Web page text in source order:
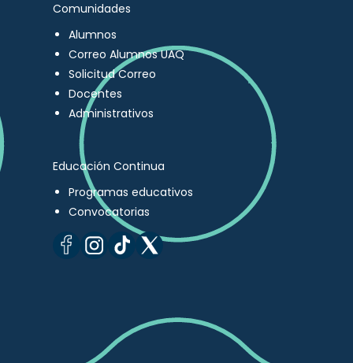
Comunidades
Alumnos
Correo Alumnos UAQ
Solicitud Correo
Docentes
Administrativos
Educación Continua
Programas educativos
Convocatorias